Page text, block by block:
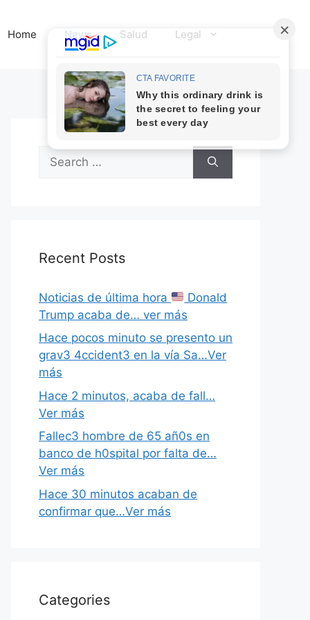
Home News Salud Legal
Search
for:
Recent Posts
Noticias de última hora
Donald
Trump acaba de… ver más
Hace pocos minuto se presento un
grav3 4ccident3 en la vía Sa…Ver
más
Hace 2 minutos, acaba de fall…
Ver más
Fallec3 hombre de 65 añ0s en
banco de h0spital por falta de…
Ver más
Hace 30 minutos acaban de
confirmar que…Ver más
Categories